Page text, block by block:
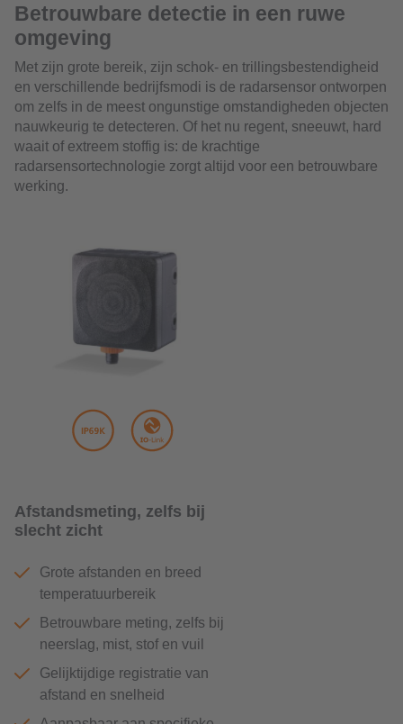
Betrouwbare detectie in een ruwe
omgeving
Met zijn grote bereik, zijn schok- en trillingsbestendigheid
en verschillende bedrijfsmodi is de radarsensor ontworpen
om zelfs in de meest ongunstige omstandigheden objecten
nauwkeurig te detecteren. Of het nu regent, sneeuwt, hard
waait of extreem stoffig is: de krachtige
radarsensortechnologie zorgt altijd voor een betrouwbare
werking.
Afstandsmeting, zelfs bij
slecht zicht
Grote afstanden en breed
temperatuurbereik
Betrouwbare meting, zelfs bij
neerslag, mist, stof en vuil
Gelijktijdige registratie van
afstand en snelheid